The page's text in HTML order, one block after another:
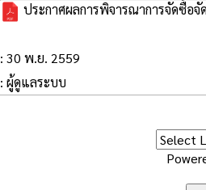
ประกาศผลการพิจารณาการจัดซื้อ
: 30 พ.ย. 2559
: ผู้ดูแลระบบ